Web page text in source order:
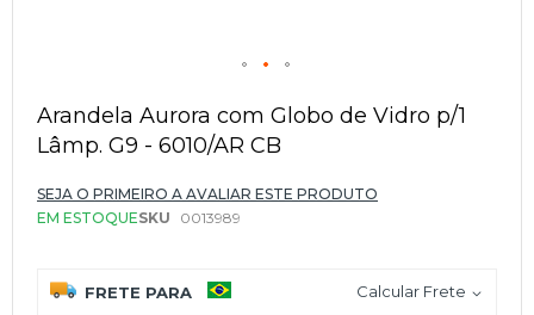
para
o
início
Galeria
de
Arandela Aurora com Globo de Vidro p/1
Lâmp. G9 - 6010/AR CB
SEJA O PRIMEIRO A AVALIAR ESTE PRODUTO
EM ESTOQUESKU 0013989
FRETE PARA Calcular Frete